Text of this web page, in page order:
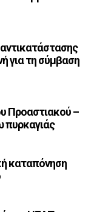
για τη σύμβαση
Προαστιακού –
πυρκαγιάς
καταπόνηση